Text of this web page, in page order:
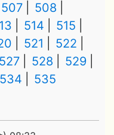
507
508
514
515
521
522
527 528
529
534 535